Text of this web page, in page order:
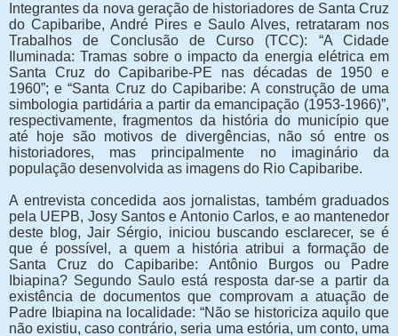
Integrantes da nova geração de historiadores de Santa Cruz
do Capibaribe, André Pires e Saulo Alves, retrataram nos
Trabalhos de Conclusão de Curso (TCC): “A Cidade
Iluminada: Tramas sobre o impacto da energia elétrica em
Santa Cruz do Capibaribe-PE nas décadas de 1950 e
1960”; e “Santa Cruz do Capibaribe: A construção de uma
simbologia partidária a partir da emancipação (1953-1966)”,
respectivamente, fragmentos da história do município que
até hoje são motivos de divergências, não só entre os
historiadores, mas principalmente no imaginário da
população desenvolvida as imagens do Rio Capibaribe.
A entrevista concedida aos jornalistas, também graduados
pela UEPB, Josy Santos e Antonio Carlos, e ao mantenedor
deste blog, Jair Sérgio, iniciou buscando esclarecer, se é
que é possível, a quem a história atribui a formação de
Santa Cruz do Capibaribe: Antônio Burgos ou Padre
Ibiapina? Segundo Saulo está resposta dar-se a partir da
existência de documentos que comprovam a atuação de
Padre Ibiapina na localidade: “Não se historiciza aquilo que
não existiu, caso contrário, seria uma estória, um conto, uma